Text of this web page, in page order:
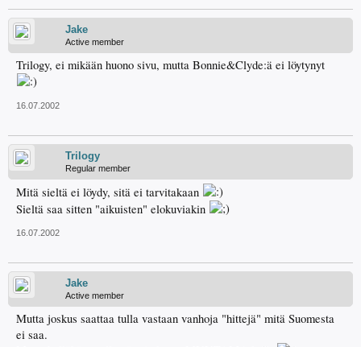
Jake
Active member
Trilogy, ei mikään huono sivu, mutta Bonnie&Clyde:ä ei löytynyt
16.07.2002
Trilogy
Regular member
Mitä sieltä ei löydy, sitä ei tarvitakaan
Sieltä saa sitten "aikuisten" elokuviakin
16.07.2002
Jake
Active member
Mutta joskus saattaa tulla vastaan vanhoja "hittejä" mitä Suomesta
ei saa.